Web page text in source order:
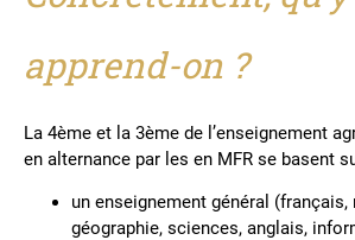
apprend-on ?
La 4ème et la 3ème de l’enseignement
en alternance par les en MFR se basent
un enseignement général
géographie, sciences, anglais,